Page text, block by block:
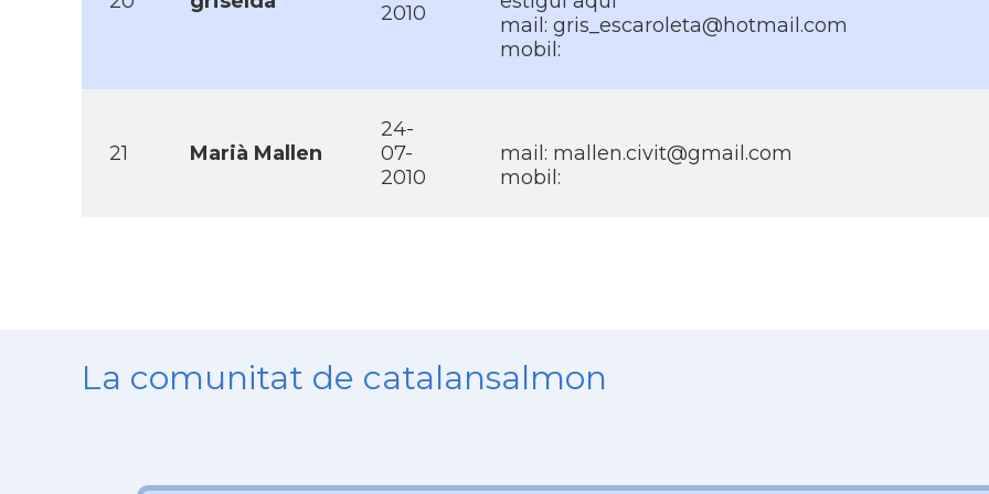
2010
mail: gris_escaroleta@hotmail.com
mobil:
21 Marià Mallen
24-
07-
2010
mail: mallen.civit@gmail.com
mobil:
La comunitat de catalansalmon